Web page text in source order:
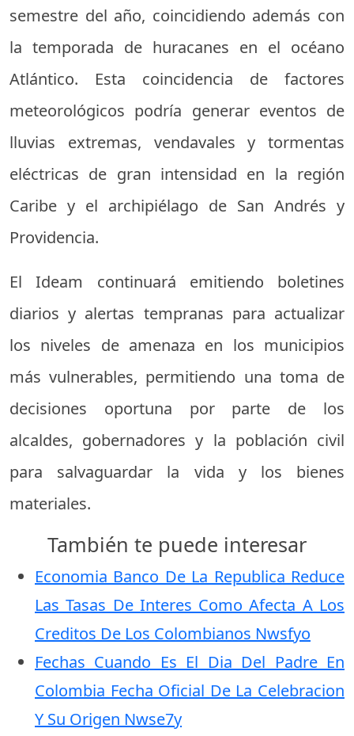
semestre del año, coincidiendo además con
la temporada de huracanes en el océano
Atlántico. Esta coincidencia de factores
meteorológicos podría generar eventos de
lluvias extremas, vendavales y tormentas
eléctricas de gran intensidad en la región
Caribe y el archipiélago de San Andrés y
Providencia.
El Ideam continuará emitiendo boletines
diarios y alertas tempranas para actualizar
los niveles de amenaza en los municipios
más vulnerables, permitiendo una toma de
decisiones oportuna por parte de los
alcaldes, gobernadores y la población civil
para salvaguardar la vida y los bienes
materiales.
También te puede interesar
Economia Banco De La Republica Reduce
Las Tasas De Interes Como Afecta A Los
Creditos De Los Colombianos Nwsfyo
Fechas Cuando Es El Dia Del Padre En
Colombia Fecha Oficial De La Celebracion
Y Su Origen Nwse7y